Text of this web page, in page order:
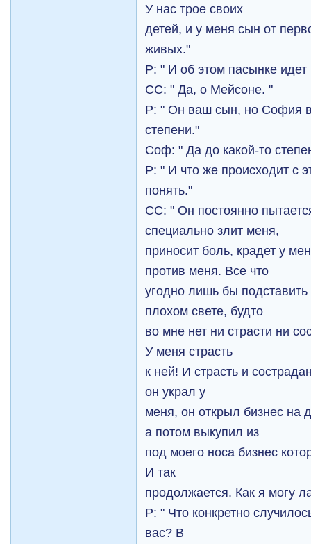
У нас трое своиx
детей, и у меня сын от
живых."
Р: " И об этом пасынке идет
СС: " Да, о Мейсоне. "
Р: " Он ваш сын, но София
степени."
Соф: " Да до какой-то
Р: " И что же происходит с
понять."
СС: " Он постоянно
специально злит меня,
приносит боль, крадет у
против меня. Все что
угодно лишь бы
плохом свете, будто
во мне нет ни страсти ни
У меня страсть
к ней! И страсть и
он украл у
меня, он открыл бизнес на
а потом выкупил из
под моего носа бизнес
И так
продолжается. Как я могу
Р: " Что конкретно
вас? В